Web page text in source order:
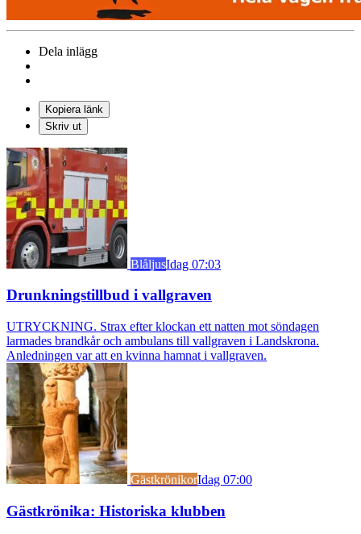
Dela inlägg
Kopiera länk
Skriv ut
BlåljusIdag 07:03
Drunkningstillbud i vallgraven
UTRYCKNING. Strax efter klockan ett natten mot söndagen
larmades brandkår och ambulans till vallgraven i Landskrona.
Anledningen var att en kvinna hamnat i vallgraven.
GästkrönikorIdag 07:00
Gästkrönika: Historiska klubben